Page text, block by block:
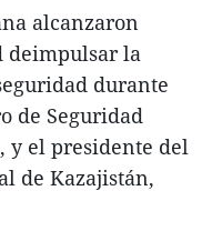
alcanzaron
deimpulsar la
durante
de Seguridad
y el presidente del
de Kazajistán,